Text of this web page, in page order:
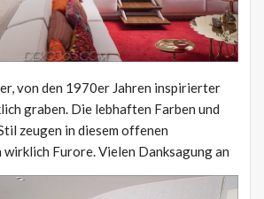
von den 1970er Jahren inspirierter
graben. Die lebhaften Farben und
zeugen in diesem offenen
Furore. Vielen Danksagung an